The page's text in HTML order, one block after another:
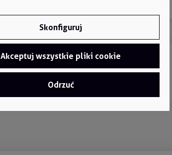
Skonfiguruj
Akceptuj wszystkie pliki cookie
Odrzuć